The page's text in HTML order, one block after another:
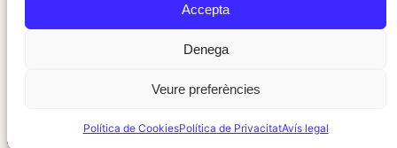
Accepta
Denega
Veure preferències
Política de CookiesPolítica de PrivacitatAvís legal
Informació local, clara i propera ·Accés administració